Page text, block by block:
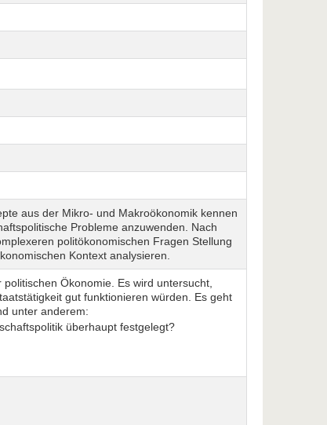
aus der Mikro- und Makroökonomik kennen
Probleme anzuwenden. Nach
politökonomischen Fragen Stellung
Kontext analysieren.
Ökonomie. Es wird untersucht,
gut funktionieren würden. Es geht
unter anderem:
überhaupt festgelegt?